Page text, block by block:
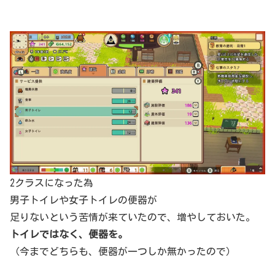
2クラスになった為
男子トイレや女子トイレの便器が
足りないという苦情が来ていたので、増やしておいた。
トイレではなく、便器を。
（今までどちらも、便器が一つしか無かったので）